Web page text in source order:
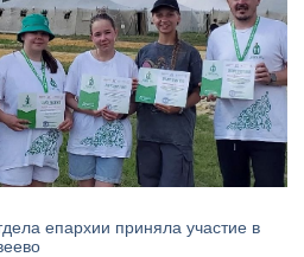
епархии приняла участие в